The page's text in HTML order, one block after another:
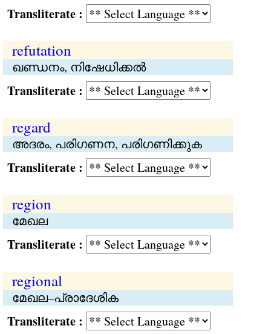
:
refutation
ഖണ്ഡനം, നിഷേധിക്കൽ
:
regard
അദരം, പരിഗണന, പരിഗണിക്കുക
:
region
മേഖല
:
regional
മേഖല–പ്രാദേശിക
: